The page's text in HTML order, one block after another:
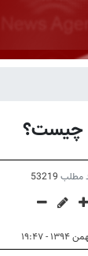
چیست؟
مطلب 53219